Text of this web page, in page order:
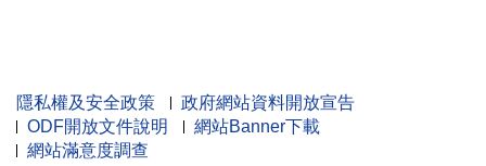
隱私權及安全政策
政府網站資料開放宣告
ODF開放文件說明
網站Banner下載
網站滿意度調查